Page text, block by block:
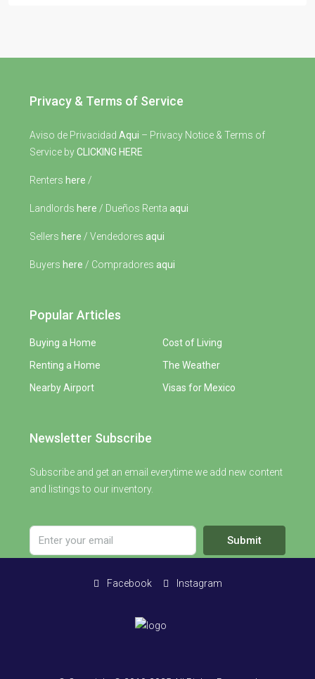
Privacy & Terms of Service
Aviso de Privacidad Aqui – Privacy Notice & Terms of
Service byCLICKING HERE
Renters here /
Landlords here / Dueños Renta aqui
Sellers here / Vendedores aqui
Buyers here / Compradores aqui
Popular Articles
Buying a Home
Renting a Home
Nearby Airport
Cost of Living
The Weather
Visas for Mexico
Newsletter Subscribe
Subscribe and get an email everytime we add new content
and listings to our inventory.
Submit
Facebook Instagram